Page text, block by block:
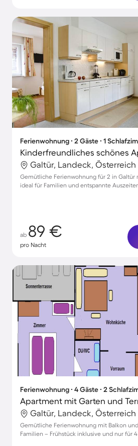
Ferienwohnung ∙ 2 Gäste ∙ 1
Galtür, Landeck, Österreich
Gemütliche Ferienwohnung für 2 in Galtür
ideal für Familien und entspannte
ab 89 €
pro Nacht
Ferienwohnung ∙ 4 Gäste ∙ 2
Apartment mit Garten und
Galtür, Landeck, Österreich
Gemütliche Ferienwohnung mit Balkon
Familien – Frühstück inklusive und nur für 4